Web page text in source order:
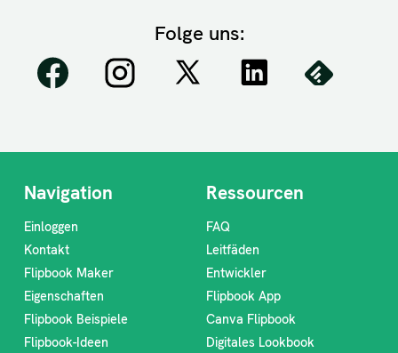
Folge uns:
Navigation
Einloggen
Kontakt
Flipbook Maker
Eigenschaften
Flipbook Beispiele
Flipbook-Ideen
Ressourcen
FAQ
Leitfäden
Entwickler
Flipbook App
Canva Flipbook
Digitales Lookbook